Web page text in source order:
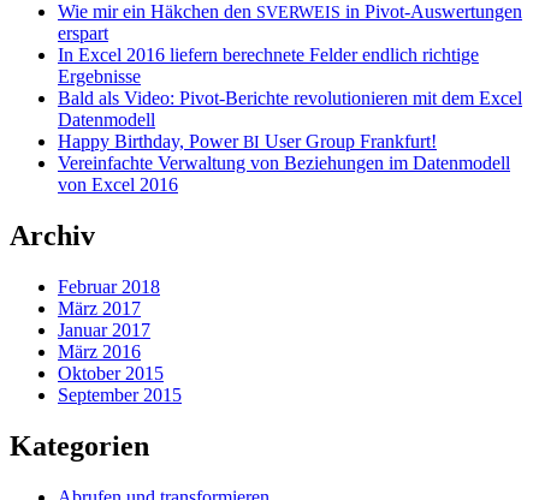
Wie mir ein Häkchen den SVERWEIS in Pivot-Auswertungen
erspart
In Excel 2016 liefern berechnete Felder endlich richtige
Ergebnisse
Bald als Video: Pivot-Berichte revolutionieren mit dem Excel
Datenmodell
Happy Birthday, PowerBI User Group Frankfurt!
Vereinfachte Verwaltung von Beziehungen im Datenmodell
von Excel 2016
Archiv
Februar 2018
März 2017
Januar 2017
März 2016
Oktober 2015
September 2015
Kategorien